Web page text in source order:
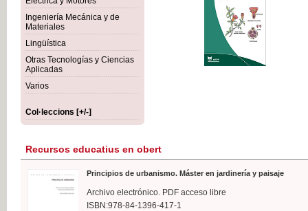
Ingeniería Mecánica y de
Materiales
Lingüística
Otras Tecnologías y Ciencias
Aplicadas
Varios
Col·leccions [+/-]
Recursos educatius en obert
Principios de urbanismo. Máster en jardinería y paisaje
Archivo electrónico. PDF acceso libre
ISBN:978-84-1396-417-1